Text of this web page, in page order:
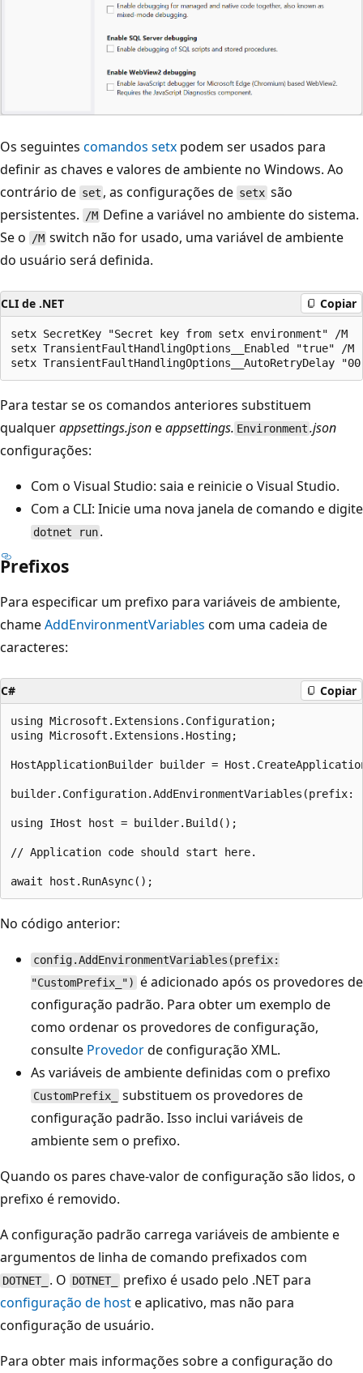
Os seguintes comandos setx podem ser usados para
definir as chaves e valores de ambiente no Windows. Ao
contrário de set , as configurações de setxsão
persistentes.
/M Define a variável no ambiente do sistema.
Se o
/M switch não for usado, uma variável de ambiente
do usuário será definida.
CLI de .NET Copiar
setx SecretKey "Secret key from setx environment" /M
setx TransientFaultHandlingOptions__Enabled "true" /M
Para testar se os comandos anteriores substituem
qualquerappsettings.jsoneappsettings. Environment .json
configurações:
Com o Visual Studio: saia e reinicie o Visual Studio.
Com a CLI: Inicie uma nova janela de comando e digite
dotnet run .
Prefixos
Para especificar um prefixo para variáveis de ambiente,
chameAddEnvironmentVariables com uma cadeia de
caracteres:
C# Copiar
using Microsoft.Extensions.Configuration;
using Microsoft.Extensions.Hosting;
HostApplicationBuilder builder =
builder.Configuration.AddEnvironmentVariables(prefix:
using IHost host = builder.Build();
// Application code should start here.
No código anterior:
config.AddEnvironmentVariables(prefix:
"CustomPrefix_") é adicionado após os provedores de
configuração padrão. Para obter um exemplo de
como ordenar os provedores de configuração,
consulte Provedorde configuração XML.
As variáveis de ambiente definidas com o prefixo
CustomPrefix_
substituem os provedores de
configuração padrão. Isso inclui variáveis de
ambiente sem o prefixo.
Quando os pares chave-valor de configuração são lidos, o
prefixo é removido.
A configuração padrão carrega variáveis de ambiente e
argumentos de linha de comando prefixados com
DOTNET_ . O DOTNET_
prefixo é usado pelo .NET para
configuração de hoste aplicativo, mas não para
configuração de usuário.
Para obter mais informações sobre a configuração do